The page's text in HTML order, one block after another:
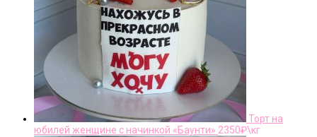
Торт на
юбилей женщине с начинкой «Баунти» 2350₽\кг